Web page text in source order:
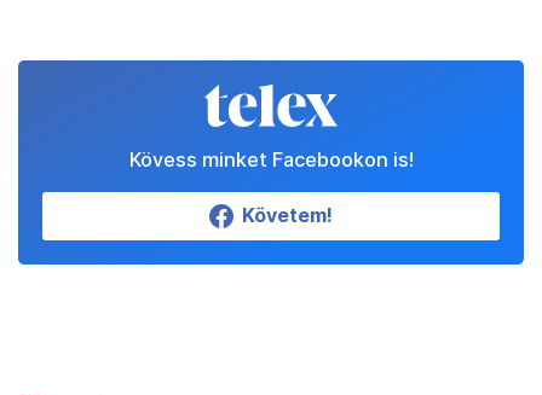
Kövess minket Facebookon is!
Követem!